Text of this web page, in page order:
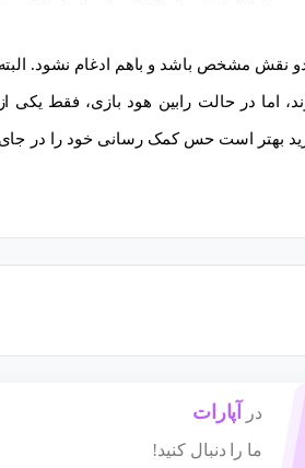
نقش مشخص باشد و باهم ادغام نشود. البته
در حالت رابین هود بازی، فقط یکی از
بهتر است حس کمک رسانی خود را در جای
در آپارات
ما را دنبال کنید!